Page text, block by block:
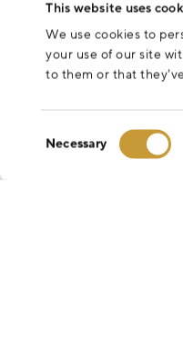
This website uses
We use cookies to
your use of our site
to them or that
Necessary